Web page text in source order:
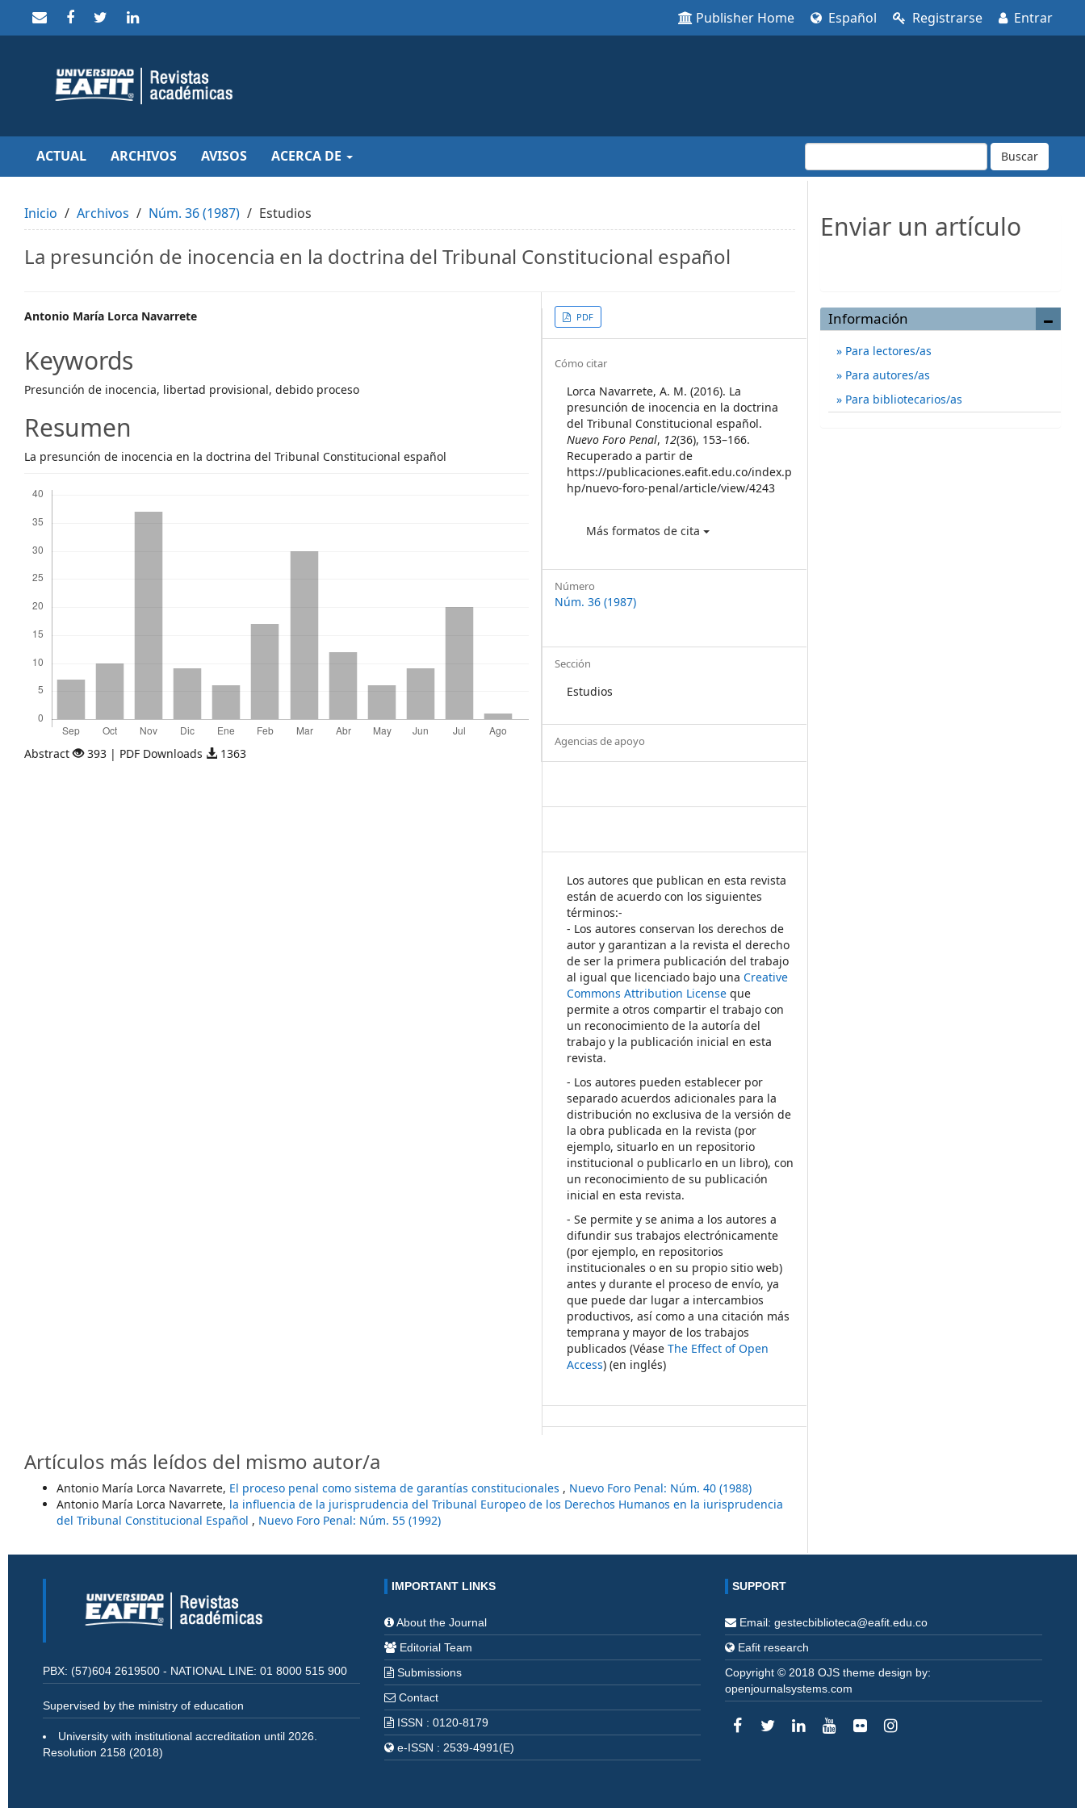
to
Main
Navigation
Content
Sidebar
Publisher Home Español Registrarse Entrar
ACTUAL ARCHIVOS AVISOS ACERCA DE Buscar
Inicio Archivos Núm. 36 (1987) Estudios
La presunción de inocencia en la doctrina del Tribunal Constitucional español
Main
Article
Content
Antonio María Lorca Navarrete
Keywords
Presunción de inocencia, libertad provisional, debido proceso
Resumen
La presunción de inocencia en la doctrina del Tribunal Constitucional español
Abstract 393 | PDF Downloads 1363
Article
Sidebar
PDF
Article
Details
Cómo citar
Lorca Navarrete, A. M. (2016). La
presunción de inocencia en la doctrina
del Tribunal Constitucional español.
Nuevo Foro Penal, 12(36), 153–166.
Recuperado a partir de
https://publicaciones.eafit.edu.co/index.p
hp/nuevo-foro-penal/article/view/4243
Más formatos de cita
Número
Núm. 36 (1987)
Sección
Estudios
Agencias de apoyo
Los autores que publican en esta revista
están de acuerdo con los siguientes
términos:-
- Los autores conservan los derechos de
autor y garantizan a la revista el derecho
de ser la primera publicación del trabajo
al igual que licenciado bajo unaCreative
Commons Attribution License que
permite a otros compartir el trabajo con
un reconocimiento de la autoría del
trabajo y la publicación inicial en esta
revista.
- Los autores pueden establecer por
separado acuerdos adicionales para la
distribución no exclusiva de la versión de
la obra publicada en la revista (por
ejemplo, situarlo en un repositorio
institucional o publicarlo en un libro), con
un reconocimiento de su publicación
inicial en esta revista.
- Se permite y se anima a los autores a
difundir sus trabajos electrónicamente
(por ejemplo, en repositorios
institucionales o en su propio sitio web)
antes y durante el proceso de envío, ya
que puede dar lugar a intercambios
productivos, así como a una citación más
temprana y mayor de los trabajos
publicados (VéaseThe Effect of Open
Access) (en inglés)
Artículos más leídos del mismo autor/a
Antonio María Lorca Navarrete, El proceso penal como sistema de garantías constitucionales , Nuevo Foro Penal: Núm. 40 (1988)
Antonio María Lorca Navarrete, la influencia de la jurisprudencia del Tribunal Europeo de los Derechos Humanos en la iurisprudencia
del Tribunal Constitucional Español , Nuevo Foro Penal: Núm. 55 (1992)
Enviar un artículo
Información
Para lectores/as
Para autores/as
Para bibliotecarios/as
PBX: (57)604 2619500 - NATIONAL LINE: 01 8000 515 900
Supervised by the ministry of education
University with institutional accreditation until 2026.
Resolution 2158 (2018)
IMPORTANT LINKS
About the Journal
Editorial Team
Submissions
Contact
ISSN : 0120-8179
e-ISSN : 2539-4991(E)
SUPPORT
Email: gestecbiblioteca@eafit.edu.co
Eafit research
Copyright © 2018 OJS theme design by:
openjournalsystems.com